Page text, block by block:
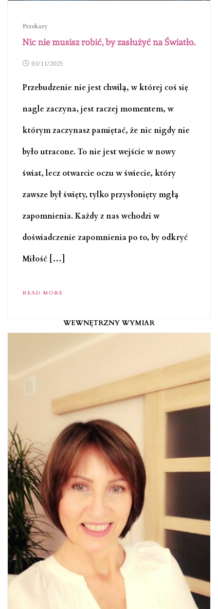
Przekazy
Nic nie musisz robić, by zasłużyć na Światło.
03/11/2025
Przebudzenie nie jest chwilą, w której coś się
nagle zaczyna, jest raczej momentem, w
którym zaczynasz pamiętać, że nic nigdy nie
było utracone. To nie jest wejście w nowy
świat, lecz otwarcie oczu w świecie, który
zawsze był święty, tylko przysłonięty mgłą
zapomnienia. Każdy z nas wchodzi w
doświadczenie zapomnienia po to, by odkryć
Miłość […]
READ MORE
WEWNĘTRZNY WYMIAR